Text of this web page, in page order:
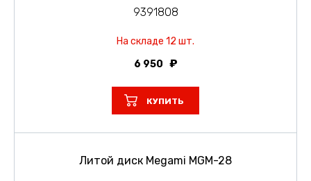
9391808
На складе 12 шт.
6 950
КУПИТЬ
Литой диск Megami MGM-28